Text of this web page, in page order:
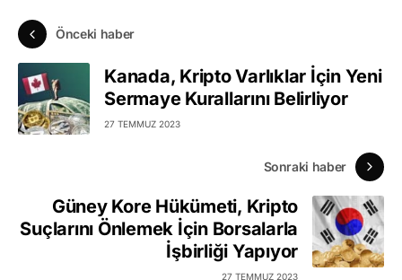
Önceki haber
Kanada, Kripto Varlıklar İçin Yeni
Sermaye Kurallarını Belirliyor
27 TEMMUZ 2023
Sonraki haber
Güney Kore Hükümeti, Kripto
Suçlarını Önlemek İçin Borsalarla
İşbirliği Yapıyor
27 TEMMUZ 2023